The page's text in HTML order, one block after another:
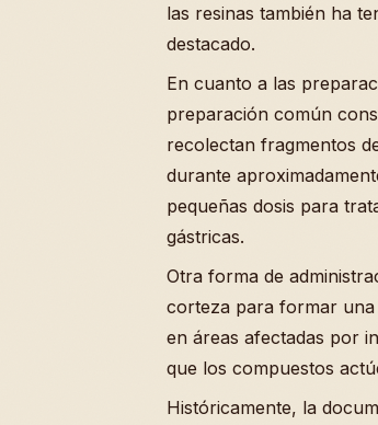
las resinas también ha
destacado.
En cuanto a las
preparación común
recolectan fragmentos
durante
pequeñas dosis para
gástricas.
Otra forma de
corteza para formar una
en áreas afectadas por
que los compuestos
Históricamente, la